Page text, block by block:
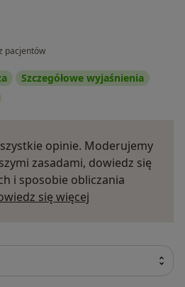
pacjentów
Szczegółowe wyjaśnienia
opinie. Moderujemy
zasadami, dowiedz się
i sposobie obliczania
się więcej